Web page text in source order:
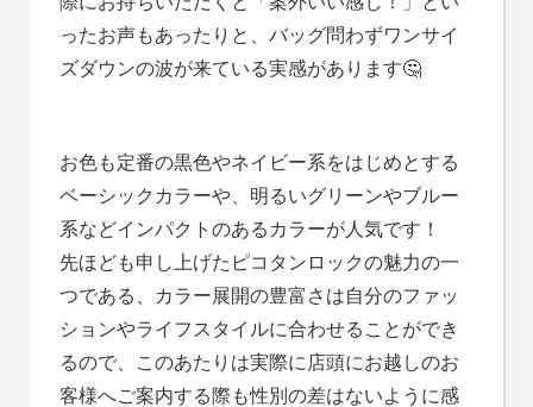
ったお声もあったりと、バッグ問わずワンサイ
ズダウンの波が来ている実感があります🤔
お色も定番の黒色やネイビー系をはじめとする
ベーシックカラーや、明るいグリーンやブルー
系などインパクトのあるカラーが人気です！
先ほども申し上げたピコタンロックの魅力の一
つである、カラー展開の豊富さは自分のファッ
ションやライフスタイルに合わせることができ
るので、このあたりは実際に店頭にお越しのお
客様へご案内する際も性別の差はないように感